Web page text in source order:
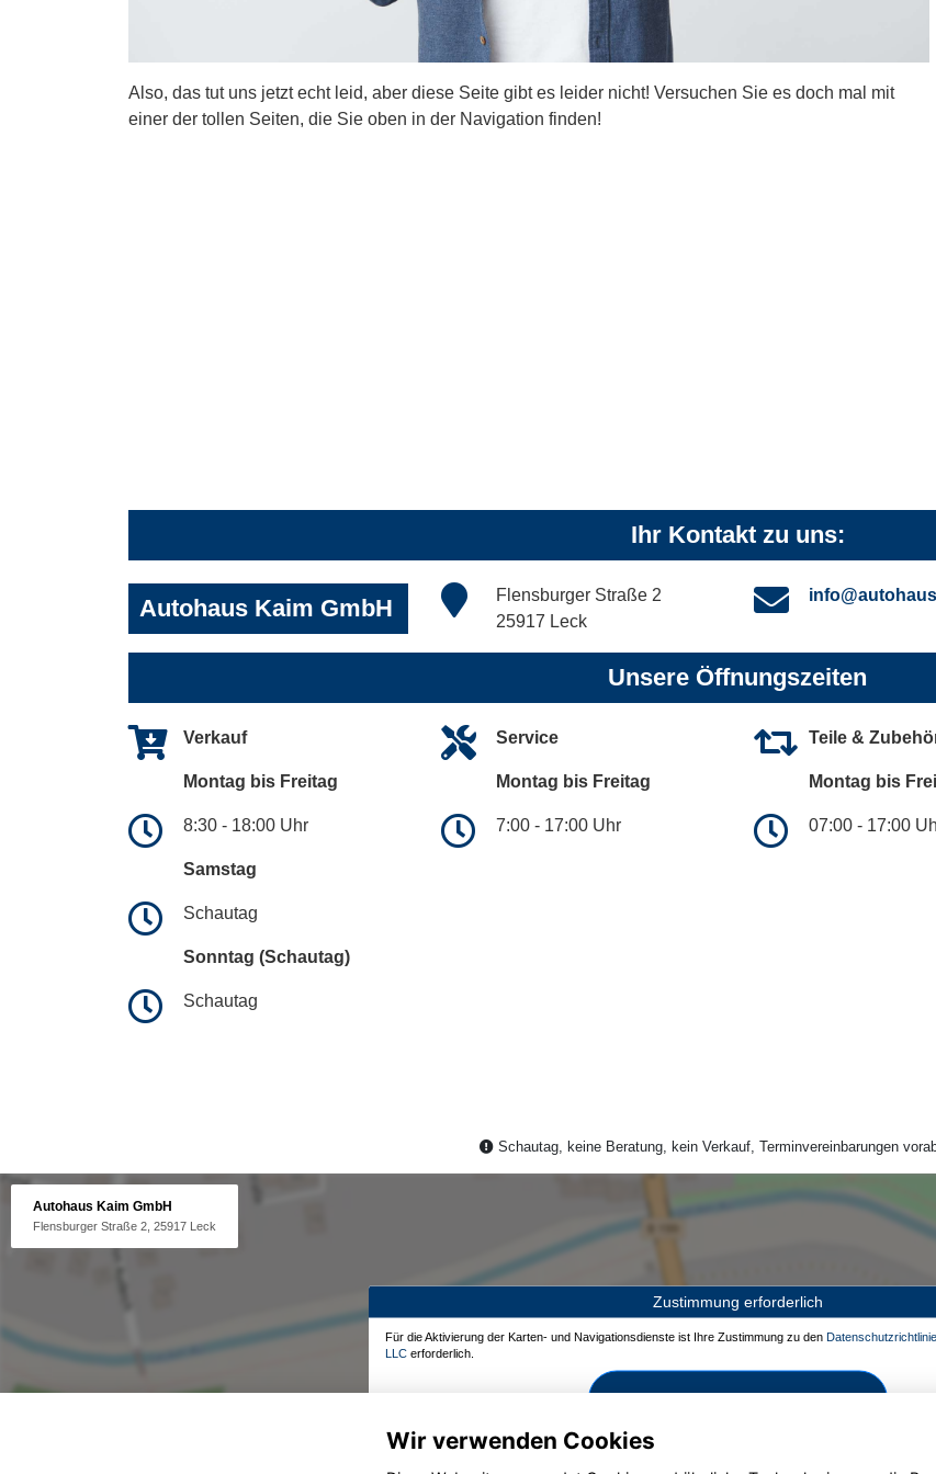
Also, das tut uns jetzt echt leid, aber diese Seite gibt es leider nicht! Versuchen Sie es doch mal mit
einer der tollen Seiten, die Sie oben in der Navigation finden!
Ihr Kontakt zu uns:
Autohaus Kaim GmbH
Flensburger Straße 2
25917 Leck
Unsere Öffnungszeiten
Verkauf
Montag bis Freitag
8:30 - 18:00 Uhr
Samstag
Schautag
Sonntag (Schautag)
Schautag
Service
Montag bis Freitag
7:00 - 17:00 Uhr
Teile &
Montag bis
07:00 - 17:00
Schautag, keine Beratung, kein Verkauf, Terminvereinbarungen
Autohaus Kaim GmbH
Flensburger Straße 2, 25917 Leck
Zustimmung erforderlich
Für die Aktivierung der Karten- und Navigationsdienste ist Ihre Zustimmung zu den
LLC erforderlich.
Zustimmen und aktivieren
Wir verwenden Cookies